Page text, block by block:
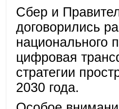
Сбер и
договорились
национального
цифровая
стратегии
2030 года.